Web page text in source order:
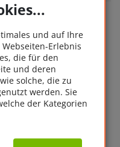
User/ 2 PC - 1
und auf Ihre
Erlebnis
die für den
und deren
solche, die zu
werden. Sie
der Kategorien